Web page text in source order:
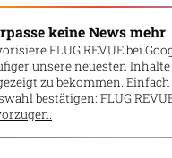
keine News mehr
FLUG REVUE bei
unsere neuesten
zu bekommen.
bestätigen: FLUG